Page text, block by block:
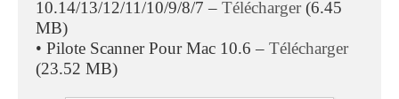
10.14/13/12/11/10/9/8/7 – Télécharger(6.45
MB)
• Pilote Scanner Pour Mac 10.6 – Télécharger
(23.52 MB)